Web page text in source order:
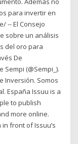
para invertir en
-- El Consejo
sobre un análisis
del oro para
De
(@Sempi_).
Inversión. Somos
España Issuu is a
to publish
more online.
front of Issuu’s